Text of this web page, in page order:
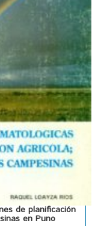
de planificación
en Puno